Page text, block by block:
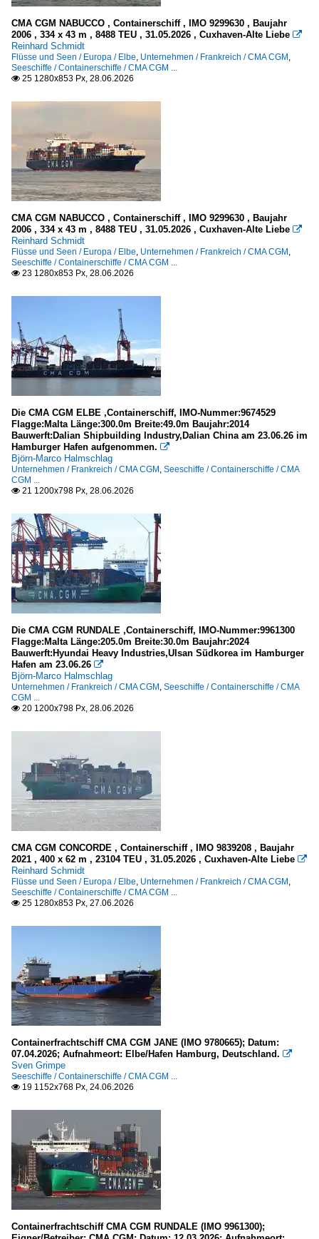
CMA CGM NABUCCO , Containerschiff , IMO 9299630 , Baujahr
2006 , 334 x 43 m , 8488 TEU , 31.05.2026 , Cuxhaven-Alte Liebe 
Reinhard Schmidt
Flüsse und Seen / Europa / Elbe, Unternehmen / Frankreich / CMA CGM ,
Seeschiffe / Containerschiffe / CMA CGM ...
 25 1280x853 Px, 28.06.2026
CMA CGM NABUCCO , Containerschiff , IMO 9299630 , Baujahr
2006 , 334 x 43 m , 8488 TEU , 31.05.2026 , Cuxhaven-Alte Liebe 
Reinhard Schmidt
Flüsse und Seen / Europa / Elbe, Unternehmen / Frankreich / CMA CGM ,
Seeschiffe / Containerschiffe / CMA CGM ...
 23 1280x853 Px, 28.06.2026
Die CMA CGM ELBE ,Containerschiff, IMO-Nummer:9674529
Flagge:Malta Länge:300.0m Breite:49.0m Baujahr:2014
Bauwerft:Dalian Shipbuilding Industry,Dalian China am 23.06.26 im
Hamburger Hafen aufgenommen. 
Björn-Marco Halmschlag
Unternehmen / Frankreich / CMA CGM , Seeschiffe / Containerschiffe / CMA
CGM ...
 21 1200x798 Px, 28.06.2026
Die CMA CGM RUNDALE ,Containerschiff, IMO-Nummer:9961300
Flagge:Malta Länge:205.0m Breite:30.0m Baujahr:2024
Bauwerft:Hyundai Heavy Industries,Ulsan Südkorea im Hamburger
Hafen am 23.06.26 
Björn-Marco Halmschlag
Unternehmen / Frankreich / CMA CGM , Seeschiffe / Containerschiffe / CMA
CGM ...
 20 1200x798 Px, 28.06.2026
CMA CGM CONCORDE , Containerschiff , IMO 9839208 , Baujahr
2021 , 400 x 62 m , 23104 TEU , 31.05.2026 , Cuxhaven-Alte Liebe 
Reinhard Schmidt
Flüsse und Seen / Europa / Elbe, Unternehmen / Frankreich / CMA CGM ,
Seeschiffe / Containerschiffe / CMA CGM ...
 25 1280x853 Px, 27.06.2026
Containerfrachtschiff CMA CGM JANE (IMO 9780665); Datum:
07.04.2026; Aufnahmeort: Elbe/Hafen Hamburg, Deutschland. 
Sven Grimpe
Seeschiffe / Containerschiffe / CMA CGM ...
 19 1152x768 Px, 24.06.2026
Containerfrachtschiff CMA CGM RUNDALE (IMO 9961300);